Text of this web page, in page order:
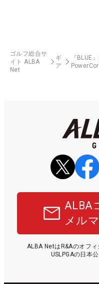
ゴルフ総合サ
イト ALBA
Net
ギ
ア
『BLUE
ALBA
メル
ALBA NetはR&Aのオフ
USLPGAの日本